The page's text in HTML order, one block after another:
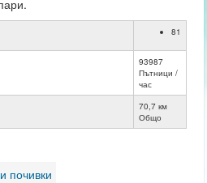
81
93987
Пътници /
час
70,7 км
Общо
почивки